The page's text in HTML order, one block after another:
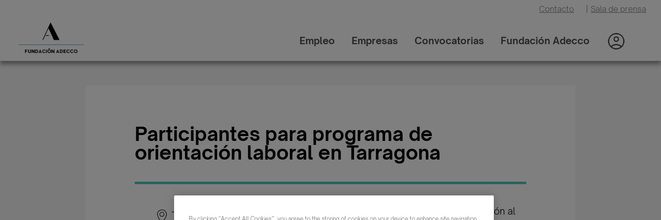
Contacto Sala de prensa
Empleo Empresas Convocatorias Fundación Adecco
Participantes para programa de
orientación laboral en Tarragona
Tarragona Categoría: Atención al